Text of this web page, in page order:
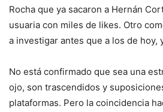
Rocha que ya sacaron a Hernán
usuaria con miles de likes. Otro
a investigar antes que a los de hoy,
No está confirmado que sea una
ojo, son trascendidos y
plataformas. Pero la coincidencia